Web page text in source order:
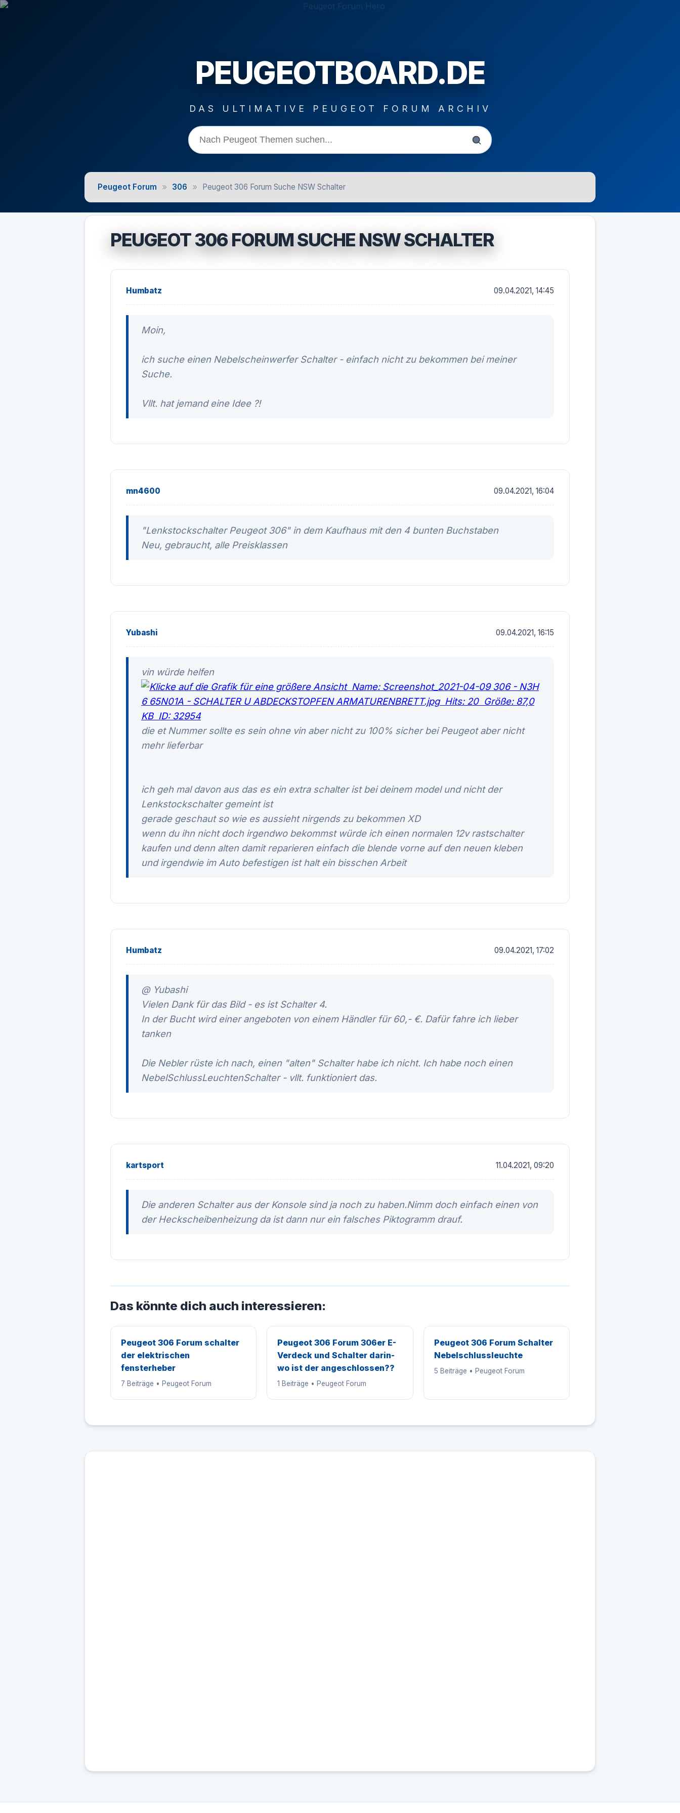
PEUGEOTBOARD.DE
DAS ULTIMATIVE PEUGEOT FORUM ARCHIV
Peugeot Forum » 306 » Peugeot 306 Forum Suche NSW Schalter
PEUGEOT 306 FORUM SUCHE NSW SCHALTER
Humbatz 09.04.2021, 14:45
Moin,
ich suche einen Nebelscheinwerfer Schalter - einfach nicht zu bekommen bei meiner
Suche.
Vllt. hat jemand eine Idee ?!
mn4600 09.04.2021, 16:04
"Lenkstockschalter Peugeot 306" in dem Kaufhaus mit den 4 bunten Buchstaben
Neu, gebraucht, alle Preisklassen
Yubashi 09.04.2021, 16:15
vin würde helfen
die et Nummer sollte es sein ohne vin aber nicht zu 100% sicher bei Peugeot aber nicht
mehr lieferbar
ich geh mal davon aus das es ein extra schalter ist bei deinem model und nicht der
Lenkstockschalter gemeint ist
gerade geschaut so wie es aussieht nirgends zu bekommen XD
wenn du ihn nicht doch irgendwo bekommst würde ich einen normalen 12v rastschalter
kaufen und denn alten damit reparieren einfach die blende vorne auf den neuen kleben
und irgendwie im Auto befestigen ist halt ein bisschen Arbeit
Humbatz 09.04.2021, 17:02
@ Yubashi
Vielen Dank für das Bild - es ist Schalter 4.
In der Bucht wird einer angeboten von einem Händler für 60,- €. Dafür fahre ich lieber
tanken
Die Nebler rüste ich nach, einen "alten" Schalter habe ich nicht. Ich habe noch einen
NebelSchlussLeuchtenSchalter - vllt. funktioniert das.
kartsport 11.04.2021, 09:20
Die anderen Schalter aus der Konsole sind ja noch zu haben.Nimm doch einfach einen von
der Heckscheibenheizung da ist dann nur ein falsches Piktogramm drauf.
Das könnte dich auch interessieren:
Peugeot 306 Forum schalter
der elektrischen
fensterheber
7 Beiträge • Peugeot Forum
Peugeot 306 Forum 306er E-
Verdeck und Schalter darin-
wo ist der angeschlossen??
1 Beiträge • Peugeot Forum
Peugeot 306 Forum Schalter
Nebelschlussleuchte
5 Beiträge • Peugeot Forum